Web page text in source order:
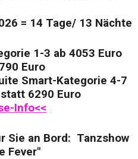
= 14 Tage/ 13 Nächte
1-3 ab 4053 Euro
Euro
Smart-Kategorie 4-7
6290 Euro
Info<<
Sie an Bord: Tanzshow
Fever"